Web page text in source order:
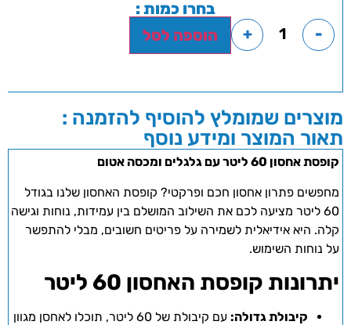
בחרו כמות :
-
+ הוספה לסל
מוצרים שמומלץ להוסיף להזמנה :
תאור המוצר ומידע נוסף
קופסת אחסון 60 ליטר עם גלגלים ומכסה אטום
מחפשים פתרון אחסון חכם ופרקטי? קופסת האחסון שלנו בגודל
60 ליטר מציעה לכם את השילוב המושלם בין עמידות, נוחות וגישה
קלה. היא אידיאלית לשמירה על פריטים חשובים, מבלי להתפשר
על נוחות השימוש.
יתרונות קופסת האחסון 60 ליטר
קיבולת גדולה:
עם קיבולת של 60 ליטר, תוכלו לאחסן מגוון